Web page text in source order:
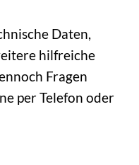
Daten,
hilfreiche
Fragen
per Telefon oder